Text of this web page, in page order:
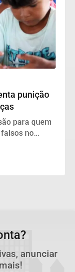
punição
para quem
no
na internet.
anunciar